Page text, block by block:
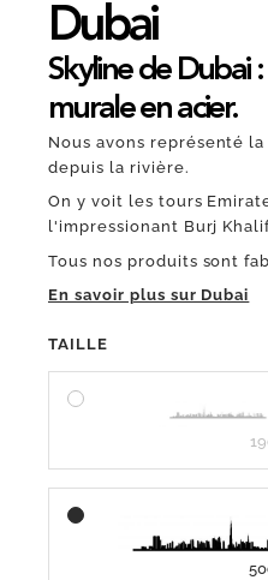
Dubai
Skyline de Dubai
murale en acier.
Nous avons représenté
depuis la rivière.
On y voit les tours
l'impressionant Burj
Tous nos produits sont
En savoir plus sur Dubai
TAILLE